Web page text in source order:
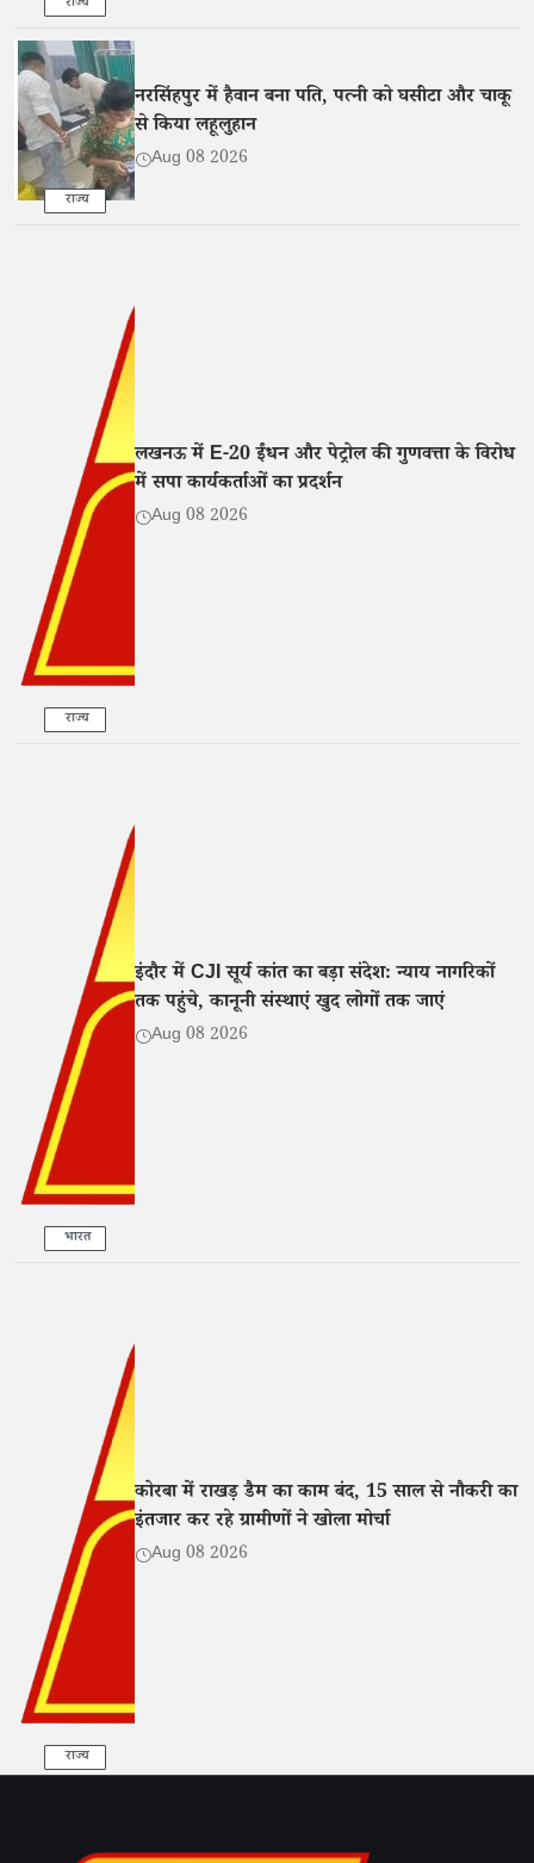
राज्य
राज्य
नरसिंहपुर में हैवान बना पति, पत्नी को घसीटा और चाकू
से किया लहूलुहान
Aug 08 2026
राज्य
लखनऊ में E-20 ईंधन और पेट्रोल की गुणवत्ता के विरोध
में सपा कार्यकर्ताओं का प्रदर्शन
Aug 08 2026
भारत
इंदौर में CJI सूर्य कांत का बड़ा संदेश: न्याय नागरिकों
तक पहुंचे, कानूनी संस्थाएं खुद लोगों तक जाएं
Aug 08 2026
राज्य
कोरबा में राखड़ डैम का काम बंद, 15 साल से नौकरी का
इंतजार कर रहे ग्रामीणों ने खोला मोर्चा
Aug 08 2026